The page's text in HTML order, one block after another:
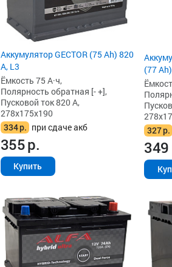
Аккумулятор GECTOR (75 Ah) 820
А, L3
Ёмкость 75 А·ч,
Полярность обратная [- +],
Пусковой ток 820 А,
278x175x190
334р. при сдаче акб
355р.
Купить
(77
327р.
349